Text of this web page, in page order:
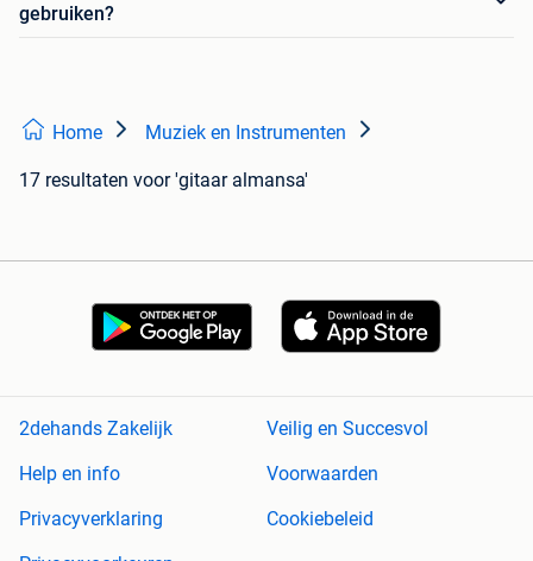
gebruiken?
Home Muziek en Instrumenten
17 resultaten voor 'gitaar almansa'
2dehands Zakelijk
Veilig en Succesvol
Help en info
Voorwaarden
Privacyverklaring
Cookiebeleid